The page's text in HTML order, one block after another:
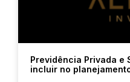
Previdência Privada e
incluir no